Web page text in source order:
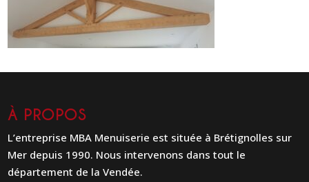
À PROPOS
L’entreprise MBA Menuiserie est située à Brétignolles sur
Mer depuis 1990. Nous intervenons dans tout le
département de la Vendée.